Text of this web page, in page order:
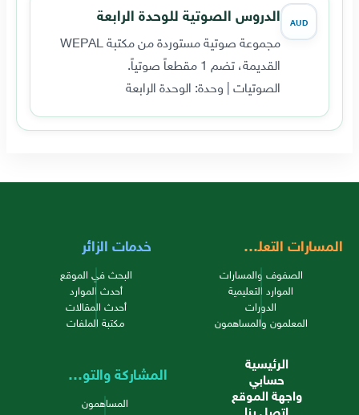
AUD الدروس الصوتية للوحدة الرابعة
مجموعة صوتية مستوردة من مكتبة WEPAL
القديمة، تضم 1 مقطعاً صوتياً.
الصوتيات | وحدة: الوحدة الرابعة
المسارات التعليمية
الصفوف والمسارات
الموارد التعليمية
الدورات
المعلمون والمساهمون
خدمات الزائر
البحث في الموقع
أحدث الموارد
أحدث المقالات
مكتبة الملفات
الرئيسية
حسابي
واجهة الموقع
اتصل بنا
المشاركة والتواصل
المساهمون